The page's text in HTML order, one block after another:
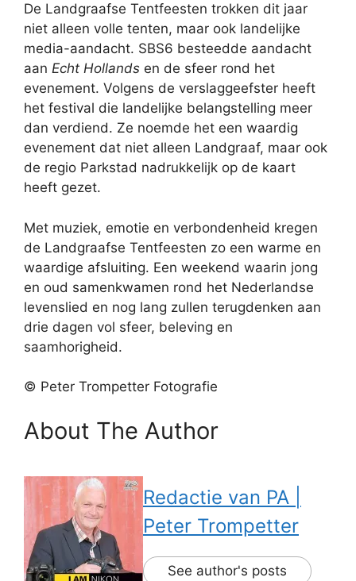
De Landgraafse Tentfeesten trokken dit jaar
niet alleen volle tenten, maar ook landelijke
media-aandacht. SBS6 besteedde aandacht
aan Echt Hollands en de sfeer rond het
evenement. Volgens de verslaggeefster heeft
het festival die landelijke belangstelling meer
dan verdiend. Ze noemde het een waardig
evenement dat niet alleen Landgraaf, maar ook
de regio Parkstad nadrukkelijk op de kaart
heeft gezet.
Met muziek, emotie en verbondenheid kregen
de Landgraafse Tentfeesten zo een warme en
waardige afsluiting. Een weekend waarin jong
en oud samenkwamen rond het Nederlandse
levenslied en nog lang zullen terugdenken aan
drie dagen vol sfeer, beleving en
saamhorigheid.
© Peter Trompetter Fotografie
About The Author
Redactie van PA |
Peter Trompetter
See author's posts